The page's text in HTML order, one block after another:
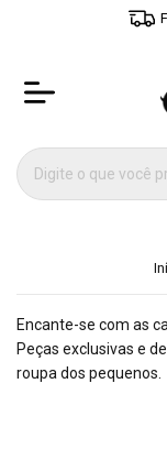
Encante-se com as
Peças exclusivas e
roupa dos pequenos.